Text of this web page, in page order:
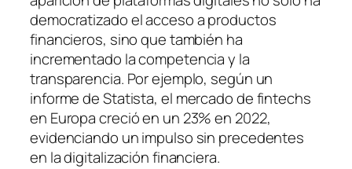
democratizado el acceso a productos
financieros, sino que también ha
incrementado la competencia y la
transparencia. Por ejemplo, según un
informe deStatista, el mercado de fintechs
en Europa creció en un 23% en 2022,
evidenciando un impulso sin precedentes
en la digitalización financiera.